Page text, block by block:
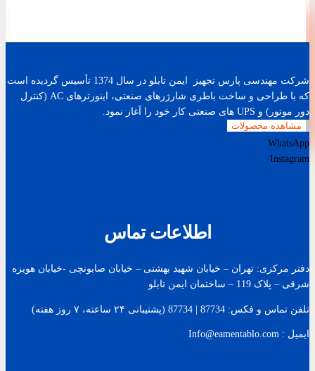
مشاهده محصولات
شرکت مهندسی پارس تجهیز ایمن تابلو در سال 1374 تأسیس گردیده است
که با طراحی و ساخت باطری شارژرهای صنعتی، اینورترهای AC (کنترل
دور موتور) و UPS های صنعتی کار خود را آغاز نمود.
WhatsApp
Instagram
اطلاعات تماس
دفتر مرکزی: تهران – خیابان شهید بهشتی – خیابان صابونچی -خیابان هويزه
شرقی – پلاک 119 – ساختمان ایمن تابلو
تلفن تماس و فکس: 87734 | 87734 (پشتیبانی ۲۴ ساعته، ۷ روز هفته)
ایمیل : Info@eamentablo.com